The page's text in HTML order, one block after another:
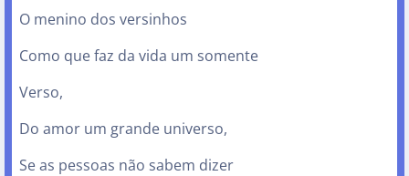
O menino dos versinhos
Como que faz da vida um somente
Verso,
Do amor um grande universo,
Se as pessoas não sabem dizer